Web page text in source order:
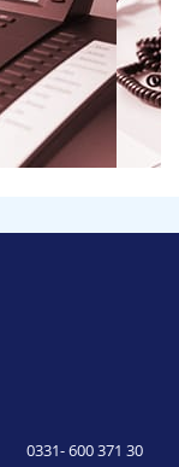
0331- 600 371 30